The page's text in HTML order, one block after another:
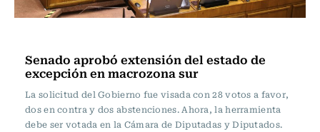
Senado aprobó extensión del estado de
excepción en macrozona sur
La solicitud del Gobierno fue visada con 28 votos a favor,
dos en contra y dos abstenciones. Ahora, la herramienta
debe ser votada en la Cámara de Diputadas y Diputados.